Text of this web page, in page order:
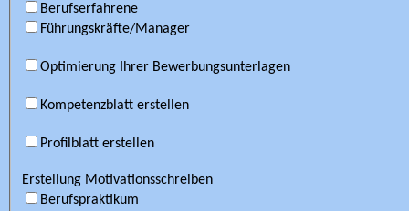
Berufserfahrene
Führungskräfte/Manager
Optimierung Ihrer Bewerbungsunterlagen
Kompetenzblatt erstellen
Profilblatt erstellen
Erstellung Motivationsschreiben
Berufspraktikum